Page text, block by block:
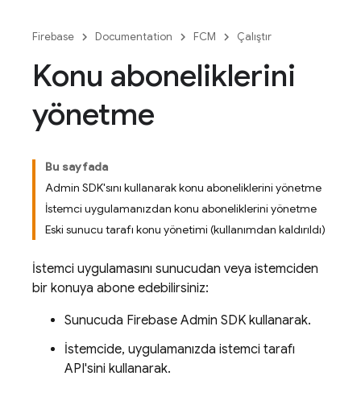
Firebase Documentation FCM Çalıştır
Konu aboneliklerini
yönetme
Bu sayfada
Admin SDK'sını kullanarak konu aboneliklerini yönetme
İstemci uygulamanızdan konu aboneliklerini yönetme
Eski sunucu tarafı konu yönetimi (kullanımdan kaldırıldı)
İstemci uygulamasını sunucudan veya istemciden
bir konuya abone edebilirsiniz:
Sunucuda Firebase Admin SDK kullanarak.
İstemcide, uygulamanızda istemci tarafı
API'sini kullanarak.